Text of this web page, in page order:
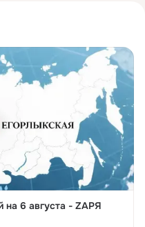
на 6 августа - ZАРЯ